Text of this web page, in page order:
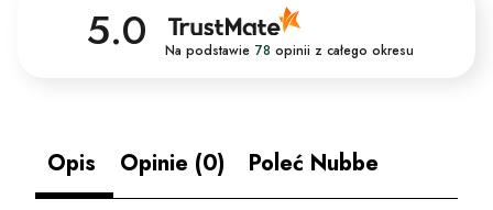
5.0 Na podstawie 78 opinii z całego okresu
Opis Opinie (0) Poleć Nubbe